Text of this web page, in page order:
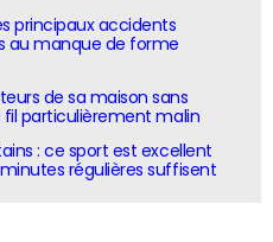
principaux accidents
au manque de forme
de sa maison sans
particulièrement malin
: ce sport est excellent
régulières suffisent